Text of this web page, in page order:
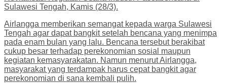
Sulawesi Tengah, Kamis (28/3).
Airlangga memberikan semangat kepada warga Sulawesi
Tengah agar dapat bangkit setelah bencana yang menimpa
pada enam bulan yang lalu. Bencana tersebut berakibat
cukup besar terhadap perekonomian sosial maupun
kegiatan kemasyarakatan. Namun menurut Airlangga,
masyarakat yang terdampak harus cepat bangkit agar
perekonomian di sana kembali pulih.